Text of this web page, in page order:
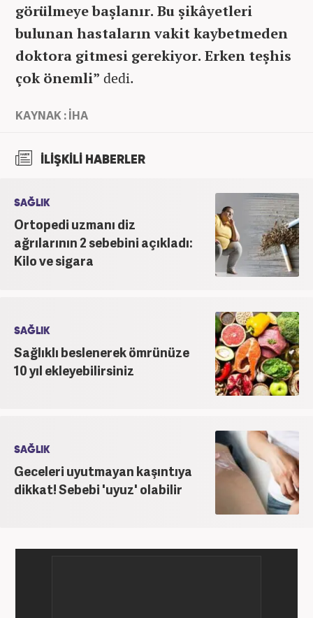
görülmeye başlanır. Bu şikâyetleri
bulunan hastaların vakit kaybetmeden
doktora gitmesi gerekiyor. Erken teşhis
çok önemli” dedi.
KAYNAK : İHA
İLİŞKİLİ HABERLER
SAĞLIK
Ortopedi uzmanı diz
ağrılarının 2 sebebini açıkladı:
Kilo ve sigara
SAĞLIK
Sağlıklı beslenerek ömrünüze
10 yıl ekleyebilirsiniz
SAĞLIK
Geceleri uyutmayan kaşıntıya
dikkat! Sebebi 'uyuz' olabilir